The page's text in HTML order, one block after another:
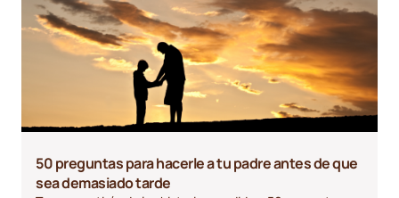
50 preguntas para hacerle a tu padre antes de que
sea demasiado tarde